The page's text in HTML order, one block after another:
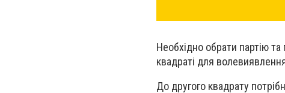
Необхідно обрати партію
квадраті для
До другого квадрату